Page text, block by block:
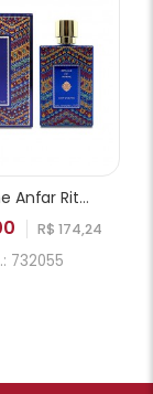
Perfume Anfar Rituals of Anfar Chef-D'oeuvre Extrait de Parfum Unissex 80ml
R$ 174,24
732055